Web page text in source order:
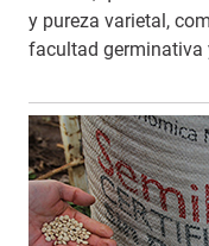
y pureza varietal,
facultad germinativa